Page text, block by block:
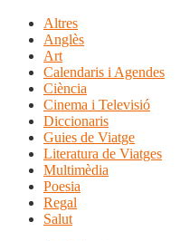
Altres
Anglès
Art
Calendaris i Agendes
Ciència
Cinema i Televisió
Diccionaris
Guies de Viatge
Literatura de Viatges
Multimèdia
Poesia
Regal
Salut